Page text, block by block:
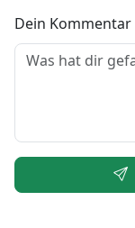
Dein Kommentar